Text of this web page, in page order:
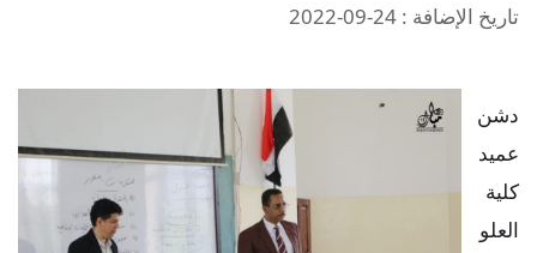
تاريخ الإضافة : 24-09-2022
دشن
عميد
كلية
العلو